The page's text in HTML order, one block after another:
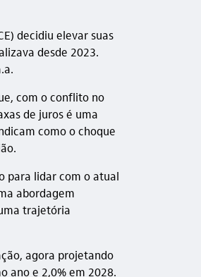
decidiu elevar suas
desde 2023.
com o conflito no
de juros é uma
como o choque
para lidar com o atual
abordagem
trajetória
agora projetando
ano e 2,0% em 2028.